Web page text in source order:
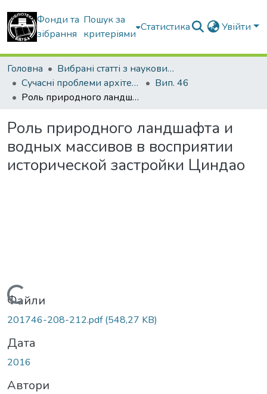
Фонди та
зібрання
Пошук за
критеріями
Статистика Увійти
Головна
Вибрані статті з наукових збірників КНУБА
Сучасні проблеми архітектури та містобудування
Вип. 46
Роль природного ландшафта и водных массивов в восприятии исторической застройки Циндао
Роль природного ландшафта и
водных массивов в восприятии
исторической застройки Циндао
Вантажиться...
Файли
201746-208-212.pdf(548,27 KB)
Дата
2016
Автори